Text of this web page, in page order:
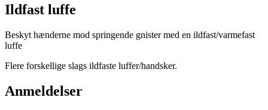
Ildfast luffe
Beskyt hænderne mod springende gnister med en ildfast/varmefast
luffe
Flere forskellige slags ildfaste luffer/handsker.
Anmeldelser